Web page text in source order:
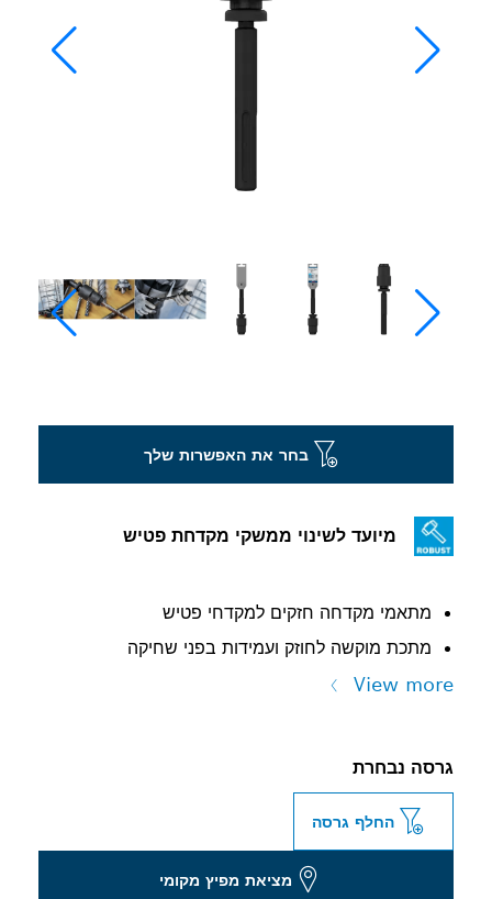
מיועד לשינוי ממשקי מקדחת פטיש
מתאמי מקדחה חזקים למקדחי פטיש
מתכת מוקשה לחוזק ועמידות בפני שחיקה
View more
בחר את האפשרות שלך
גרסה נבחרת
החלף גרסה
מציאת מפיץ מקומי